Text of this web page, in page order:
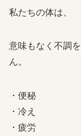
私たちの体は、
意味もなく不調
ん。
・便秘
・冷え
・疲労